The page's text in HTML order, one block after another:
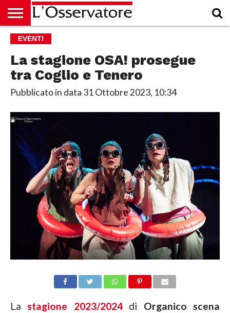
HOME
CULTURA
ECONOMIA
RUBRICHE
ARCHIVIO
PODCAST
ABBONAMENTO
CHI
ACCEDI
EVENTI
La stagione OSA! prosegue
tra Coglio e Tenero
Pubblicato in data 31 Ottobre 2023, 10:34
Lastagione 2023/2024di Organico scena